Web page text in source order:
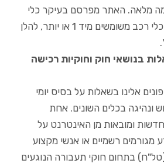
מלאה. האתר מפרסם בעיקר כלי
רכב פרטיים חדשים וכלי רכב משומשים מיד 1 או יותר, להלן
בנושאי חוק וחוקיות רכישה
אלינו בשאלות על בסיס יומי
ונהיגה בכלים השונים. אחת
ומובאות מן האינטרנט על
מגורמים רשמיים או אנשי מקצוע
בתחום חוקי תעבורה הנוגעים